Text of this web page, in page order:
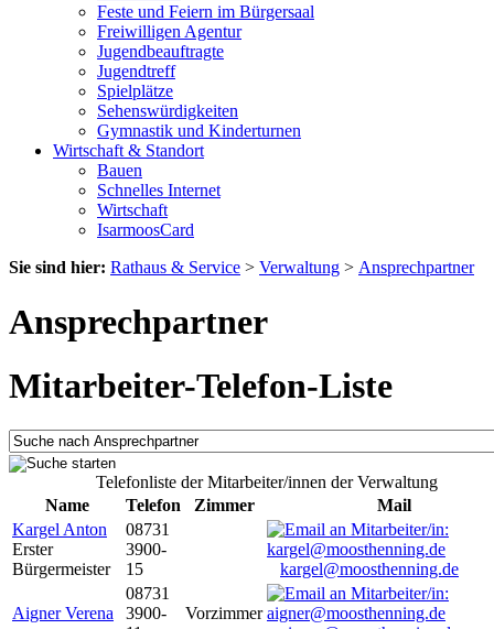
Feste und Feiern im Bürgersaal
Freiwilligen Agentur
Jugendbeauftragte
Jugendtreff
Spielplätze
Sehenswürdigkeiten
Gymnastik und Kinderturnen
Wirtschaft & Standort
Bauen
Schnelles Internet
Wirtschaft
IsarmoosCard
Sie sind hier: Rathaus & Service > Verwaltung > Ansprechpartner
Ansprechpartner
Mitarbeiter-Telefon-Liste
Telefonliste der Mitarbeiter/innen der Verwaltung
Name
Telefon Zimmer
Mail
Kargel Anton
Erster
Bürgermeister
08731
3900-
15
kargel@moosthenning.de
Aigner Verena
08731
3900-
Vorzimmer